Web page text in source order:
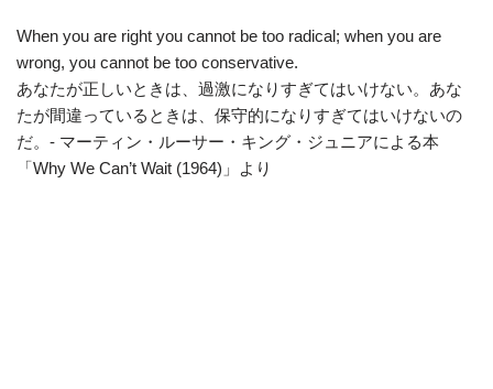
When you are right you cannot be too radical; when you are
wrong, you cannot be too conservative.
あなたが正しいときは、過激になりすぎてはいけない。あな
たが間違っているときは、保守的になりすぎてはいけないの
だ。- マーティン・ルーサー・キング・ジュニアによる本
「Why We Can’t Wait (1964)」より